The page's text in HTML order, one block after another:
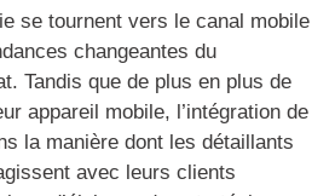
se tournent vers le canal mobile
changeantes du
Tandis que de plus en plus de
appareil mobile, l’intégration de
la manière dont les détaillants
avec leurs clients